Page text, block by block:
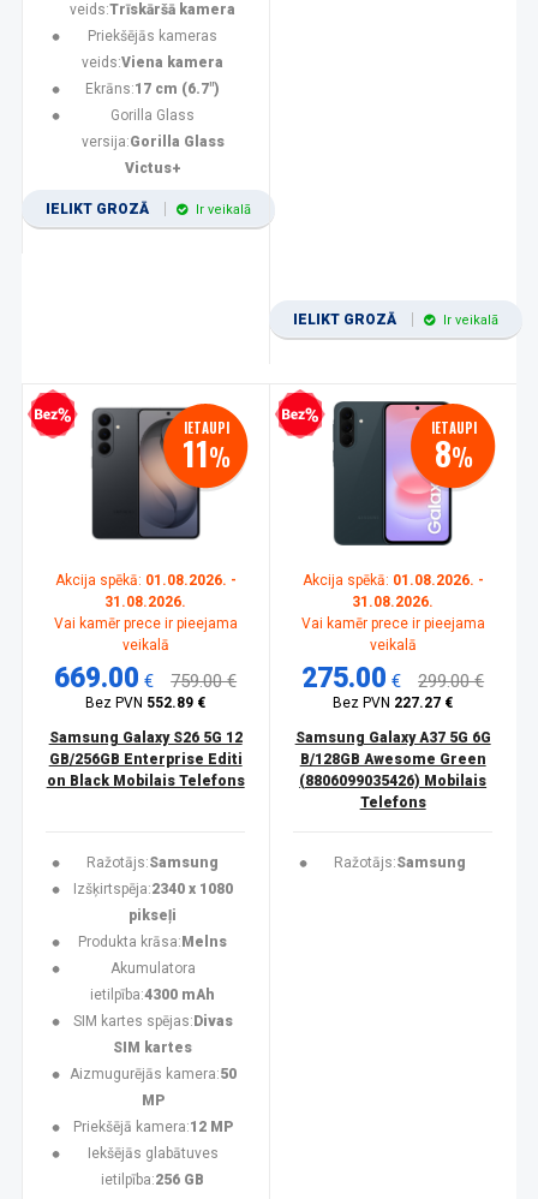
veids:Trīskāršā kamera
Priekšējās kameras
veids:Viena kamera
Ekrāns:17 cm (6.7")
Gorilla Glass
versija:Gorilla Glass
Victus+
IELIKT GROZĀ Ir veikalā
IELIKT GROZĀ Ir veikalā
kredīts IETAUPI
11%
Akcija spēkā: 01.08.2026. -
31.08.2026.
Vai kamēr prece ir pieejama
veikalā
669.00 € 759.00 €
Bez PVN 552.89 €
Samsung Galaxy S26 5G 12
GB/256GB Enterprise Editi
on Black Mobilais Telefons
Ražotājs:Samsung
Izšķirtspēja:2340 x 1080
pikseļi
Produkta krāsa: Melns
Akumulatora
ietilpība:4300 mAh
SIM kartes spējas: Divas
SIM kartes
Aizmugurējās kamera:50
MP
Priekšējā kamera:12 MP
Iekšējās glabātuves
ietilpība:256 GB
Bezprocentu kredīts IETAUPI
8%
Akcija spēkā: 01.08.2026. -
31.08.2026.
Vai kamēr prece ir pieejama
veikalā
275.00 € 299.00 €
Bez PVN 227.27 €
Samsung Galaxy A37 5G 6G
B/128GB Awesome Green
(8806099035426) Mobilais
Telefons
Ražotājs:Samsung